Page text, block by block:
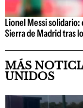
Lionel Messi
Sierra de Madrid tras
MÁS
UNIDOS